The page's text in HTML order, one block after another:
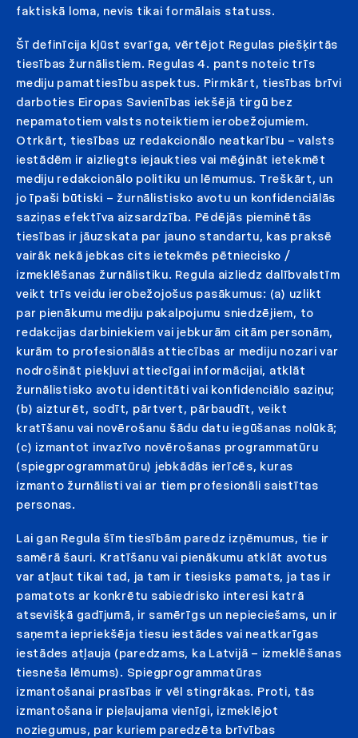
faktiskā loma, nevis tikai formālais statuss.
Šī definīcija kļūst svarīga, vērtējot Regulas piešķirtās
tiesības žurnālistiem. Regulas 4. pants noteic trīs
mediju pamattiesību aspektus. Pirmkārt, tiesības brīvi
darboties Eiropas Savienības iekšējā tirgū bez
nepamatotiem valsts noteiktiem ierobežojumiem.
Otrkārt, tiesības uz redakcionālo neatkarību – valsts
iestādēm ir aizliegts iejaukties vai mēģināt ietekmēt
mediju redakcionālo politiku un lēmumus. Treškārt, un
jo īpaši būtiski – žurnālistisko avotu un konfidenciālās
saziņas efektīva aizsardzība. Pēdējās pieminētās
tiesības ir jāuzskata par jauno standartu, kas praksē
vairāk nekā jebkas cits ietekmēs pētniecisko /
izmeklēšanas žurnālistiku. Regula aizliedz dalībvalstīm
veikt trīs veidu ierobežojošus pasākumus: (a) uzlikt
par pienākumu mediju pakalpojumu sniedzējiem, to
redakcijas darbiniekiem vai jebkurām citām personām,
kurām to profesionālās attiecības ar mediju nozari var
nodrošināt piekļuvi attiecīgai informācijai, atklāt
žurnālistisko avotu identitāti vai konfidenciālo saziņu;
(b) aizturēt, sodīt, pārtvert, pārbaudīt, veikt
kratīšanu vai novērošanu šādu datu iegūšanas nolūkā;
(c) izmantot invazīvo novērošanas programmatūru
(spiegprogrammatūru) jebkādās ierīcēs, kuras
izmanto žurnālisti vai ar tiem profesionāli saistītas
personas.
Lai gan Regula šīm tiesībām paredz izņēmumus, tie ir
samērā šauri. Kratīšanu vai pienākumu atklāt avotus
var atļaut tikai tad, ja tam ir tiesisks pamats, ja tas ir
pamatots ar konkrētu sabiedrisko interesi katrā
atsevišķā gadījumā, ir samērīgs un nepieciešams, un ir
saņemta iepriekšēja tiesu iestādes vai neatkarīgas
iestādes atļauja (paredzams, ka Latvijā – izmeklēšanas
tiesneša lēmums). Spiegprogrammatūras
izmantošanai prasības ir vēl stingrākas. Proti, tās
izmantošana ir pieļaujama vienīgi, izmeklējot
noziegumus, par kuriem paredzēta brīvības